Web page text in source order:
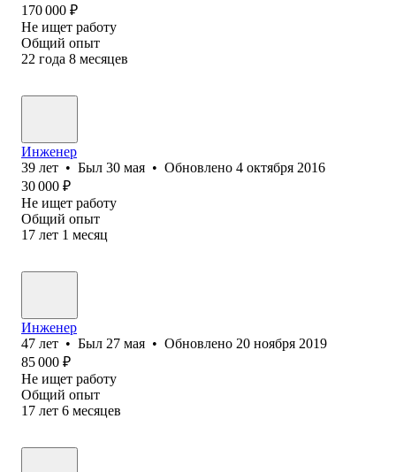
170 000 ₽
Не ищет работу
Общий опыт
22 года 8 месяцев
Инженер
39 лет • Был 30 мая • Обновлено 4 октября 2016
30 000 ₽
Не ищет работу
Общий опыт
17 лет 1 месяц
Инженер
47 лет • Был 27 мая • Обновлено 20 ноября 2019
85 000 ₽
Не ищет работу
Общий опыт
17 лет 6 месяцев